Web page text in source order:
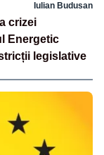
Iulian Budusan
crizei
Energetic
legislative